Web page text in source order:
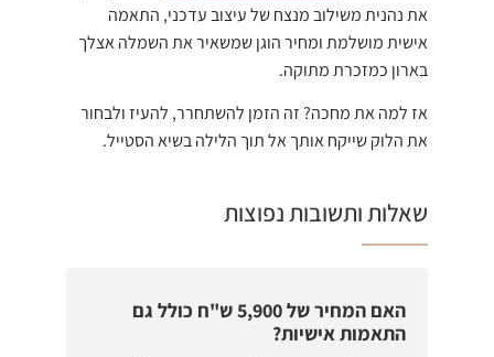
את נהנית משילוב מנצח של עיצוב עדכני, התאמה
אישית מושלמת ומחיר הוגן שמשאיר את השמלה אצלך
בארון כמזכרת מתוקה.
אז למה את מחכה? זה הזמן להשתחרר, להעיז ולבחור
את הלוק שייקח אותך אל תוך הלילה בשיא הסטייל.
שאלות ותשובות נפוצות
האם המחיר של 5,900 ש"ח כולל גם
התאמות אישיות?